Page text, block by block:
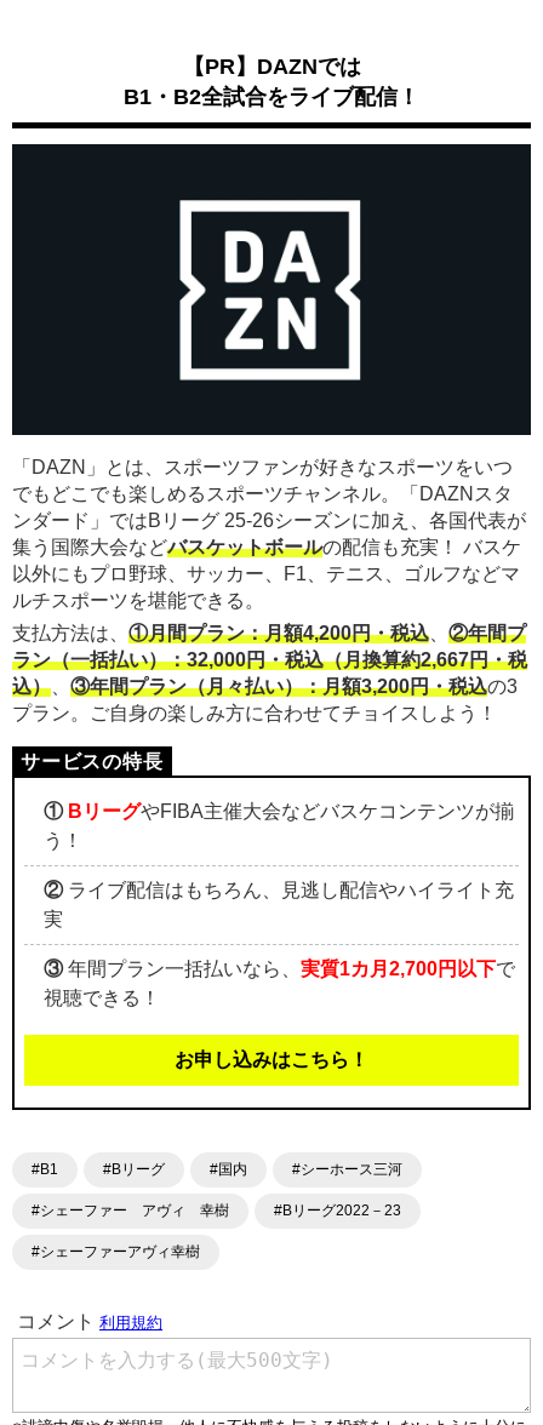
【PR】DAZNでは
B1・B2全試合をライブ配信！
「DAZN」とは、スポーツファンが好きなスポーツをいつ
でもどこでも楽しめるスポーツチャンネル。「DAZNスタ
ンダード」ではBリーグ 25-26シーズンに加え、各国代表が
集う国際大会などバスケットボールの配信も充実！ バスケ
以外にもプロ野球、サッカー、F1、テニス、ゴルフなどマ
ルチスポーツを堪能できる。
支払方法は、 ①月間プラン：月額4,200円・税込、 ②年間プ
ラン（一括払い）：32,000円・税込（月換算約2,667円・税
込）、 ③年間プラン（月々払い）：月額3,200円・税込の3
プラン。ご自身の楽しみ方に合わせてチョイスしよう！
① BリーグやFIBA主催大会などバスケコンテンツが揃
う！
②ライブ配信はもちろん、見逃し配信やハイライト充
実
③年間プラン一括払いなら、 実質1カ月2,700円以下で
視聴できる！
お申し込みはこちら！
#B1 #Bリーグ #国内 #シーホース三河
#シェーファー アヴィ 幸樹 #Bリーグ2022－23
#シェーファーアヴィ幸樹